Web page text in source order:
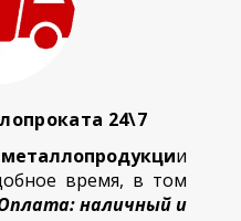
24\7
металлопродукции
время, в том
наличный и